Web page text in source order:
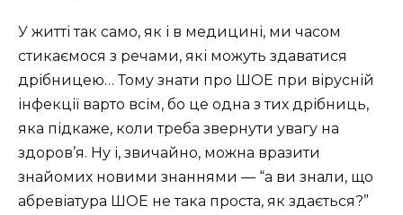
У житті так само, як і в медицині, ми часом
стикаємося з речами, які можуть здаватися
дрібницею… Тому знати про ШОЕ при вірусній
інфекції варто всім, бо це одна з тих дрібниць,
яка підкаже, коли треба звернути увагу на
здоров’я. Ну і, звичайно, можна вразити
знайомих новими знаннями — “а ви знали, що
абревіатура ШОЕ не така проста, як здається?”